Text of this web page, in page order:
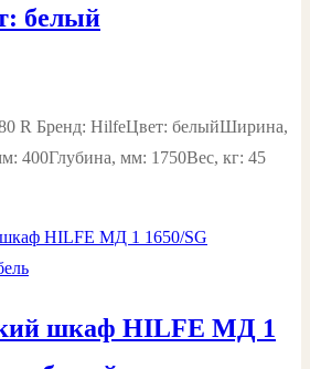
белый
R Бренд: HilfeЦвет: белыйШирина,
400Глубина, мм: 1750Вес, кг: 45
шкаф HILFE МД 1